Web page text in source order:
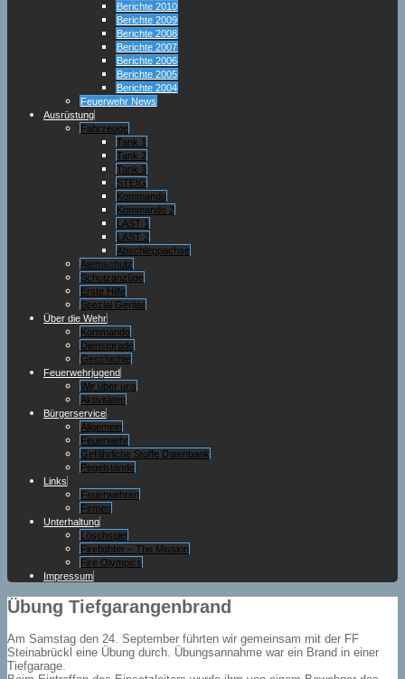
Berichte 2010
Berichte 2009
Berichte 2008
Berichte 2007
Berichte 2006
Berichte 2005
Berichte 2004
Feuerwehr News
Ausrüstung
Fahrzeuge
Tank 1
Tank 2
Tank 3
STEIG
Kommando
Kommando 2
LAST 1
LAST 2
Abschleppachse
Atemschutz
Schutzanzüge
Erste Hilfe
Spezial Geräte
Über die Wehr
Kommando
Dienstgrade
Geschichte
Feuerwehrjugend
Wir über uns
Aktivitäten
Bürgerservice
Allgemein
Feuerwehr
Gefährliche Stoffe Datenbank
Pegelstände
Links
Feuerwehren
Firmen
Unterhaltung
Löschspiel
Firefighter – The Mission
Fire Olympics
Impressum
Übung Tiefgarangenbrand
Am Samstag den 24. September führten wir gemeinsam mit der FF
Steinabrückl eine Übung durch. Übungsannahme war ein Brand in einer
Tiefgarage.